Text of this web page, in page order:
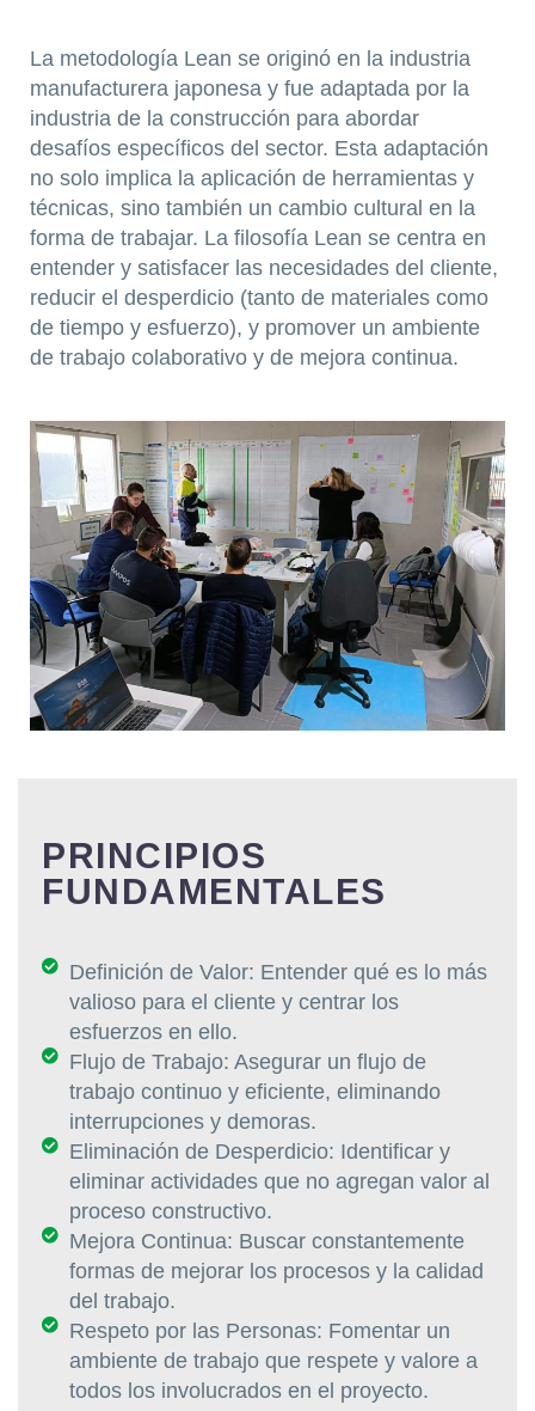
La metodología Lean se originó en la industria
manufacturera japonesa y fue adaptada por la
industria de la construcción para abordar
desafíos específicos del sector. Esta adaptación
no solo implica la aplicación de herramientas y
técnicas, sino también un cambio cultural en la
forma de trabajar. La filosofía Lean se centra en
entender y satisfacer las necesidades del cliente,
reducir el desperdicio (tanto de materiales como
de tiempo y esfuerzo), y promover un ambiente
de trabajo colaborativo y de mejora continua.
PRINCIPIOS
FUNDAMENTALES
Definición de Valor: Entender qué es lo más
valioso para el cliente y centrar los
esfuerzos en ello.
Flujo de Trabajo: Asegurar un flujo de
trabajo continuo y eficiente, eliminando
interrupciones y demoras.
Eliminación de Desperdicio: Identificar y
eliminar actividades que no agregan valor al
proceso constructivo.
Mejora Continua: Buscar constantemente
formas de mejorar los procesos y la calidad
del trabajo.
Respeto por las Personas: Fomentar un
ambiente de trabajo que respete y valore a
todos los involucrados en el proyecto.